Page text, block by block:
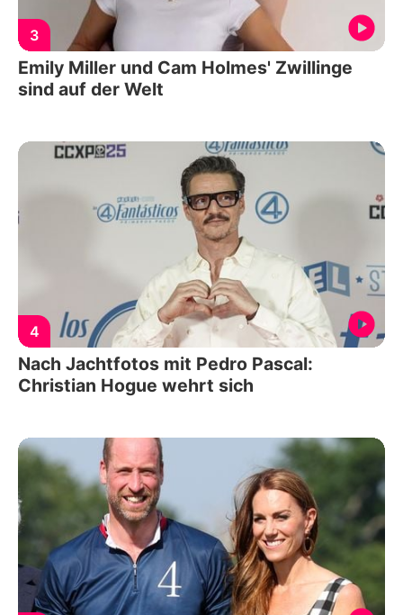
3
Emily Miller und Cam Holmes' Zwillinge
sind auf der Welt
4
Nach Jachtfotos mit Pedro Pascal:
Christian Hogue wehrt sich